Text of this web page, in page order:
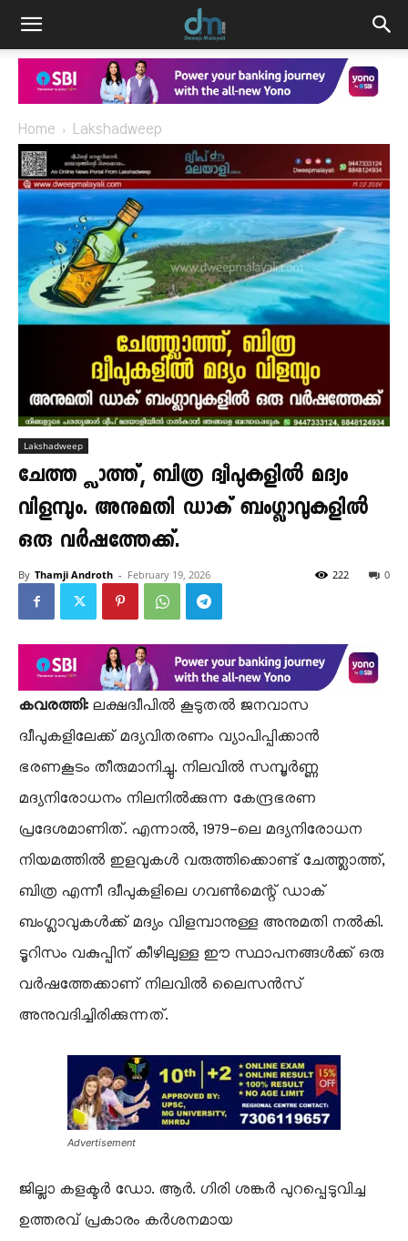
Home Lakshadweep
Lakshadweep
ചേത്ത്ലാത്ത്, ബിത്ര ദ്വീപുകളിൽ മദ്യം
വിളമ്പും. അനുമതി ഡാക് ബംഗ്ലാവുകളിൽ
ഒരു വർഷത്തേക്ക്.
By Thamji Androth - February 19, 2026 0
222
കവരത്തി:ലക്ഷദ്വീപിൽ കൂടുതൽ ജനവാസ
ദ്വീപുകളിലേക്ക് മദ്യവിതരണം വ്യാപിപ്പിക്കാൻ
ഭരണകൂടം തീരുമാനിച്ചു. നിലവിൽ സമ്പൂർണ്ണ
മദ്യനിരോധനം നിലനിൽക്കുന്ന കേന്ദ്രഭരണ
പ്രദേശമാണിത്. എന്നാൽ, 1979-ലെ മദ്യനിരോധന
നിയമത്തിൽ ഇളവുകൾ വരുത്തിക്കൊണ്ട് ചേത്ത്ലാത്ത്,
ബിത്ര എന്നീ ദ്വീപുകളിലെ ഗവൺമെന്റ് ഡാക്
ബംഗ്ലാവുകൾക്ക് മദ്യം വിളമ്പാനുള്ള അനുമതി നൽകി.
ടൂറിസം വകുപ്പിന് കീഴിലുള്ള ഈ സ്ഥാപനങ്ങൾക്ക് ഒരു
വർഷത്തേക്കാണ് നിലവിൽ ലൈസൻസ്
അനുവദിച്ചിരിക്കുന്നത്.
Advertisement
​ജില്ലാ കളക്ടർ ഡോ. ആർ. ഗിരി ശങ്കർ പുറപ്പെടുവിച്ച
ഉത്തരവ് പ്രകാരം കർശനമായ